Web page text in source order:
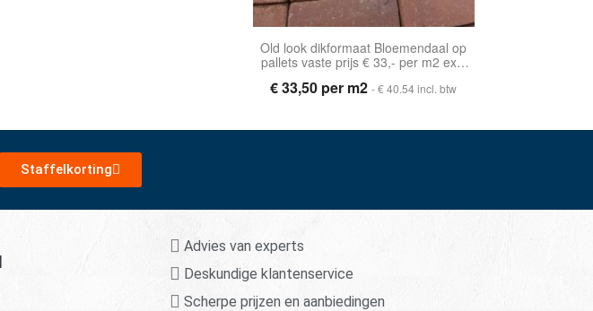
Old look dikformaat Bloemendaal op
pallets vaste prijs € 33,- per m2 excl
€ 33,50 per m2- € 40.54 incl. btw
Staffelkorting
Advies van experts
Deskundige klantenservice
Scherpe prijzen en aanbiedingen